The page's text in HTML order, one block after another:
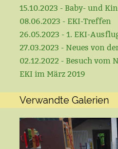
15.10.2023 - Baby- und
08.06.2023 - EKI-Treffen
26.05.2023 - 1. EKI-
27.03.2023 - Neues von
02.12.2022 - Besuch vom
EKI im März 2019
Verwandte Galerien